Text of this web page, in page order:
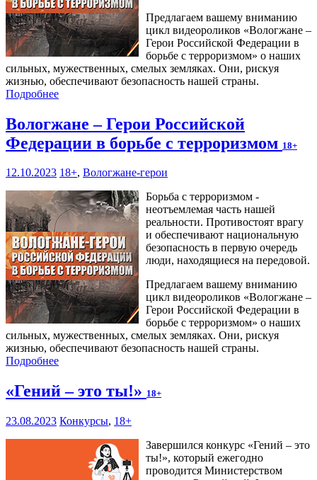
Предлагаем вашему вниманию
цикл видеороликов «Вологжане –
Герои Российской Федерации в
борьбе с терроризмом» о наших
сильных, мужественных, смелых земляках. Они, рискуя
жизнью, обеспечивают безопасность нашей страны.
Подробнее
Вологжане – Герои Российской
Федерации в борьбе с терроризмом 18+
12.10.2023 18+, Вологжане-герои
Борьба с терроризмом -
неотъемлемая часть нашей
реальности. Противостоят врагу
и обеспечивают национальную
безопасность в первую очередь
люди, находящиеся на передовой.
Предлагаем вашему вниманию
цикл видеороликов «Вологжане –
Герои Российской Федерации в
борьбе с терроризмом» о наших
сильных, мужественных, смелых земляках. Они, рискуя
жизнью, обеспечивают безопасность нашей страны.
Подробнее
«Гений – это ты!» 18+
23.08.2023 Конкурсы, 18+
Завершился конкурс «Гений – это
ты!», который ежегодно
проводится Министерством